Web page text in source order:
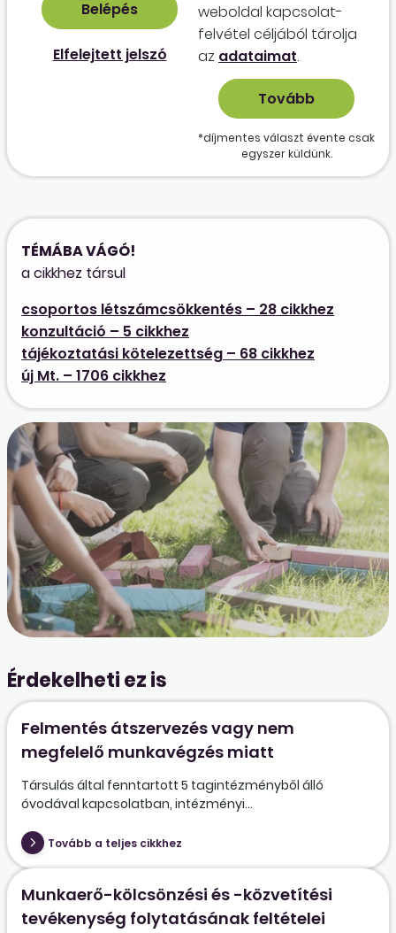
Elfelejtett jelszó
weboldal kapcso­lat­
felvétel céljából tárolja
az adataimat.
*díjmentes választ évente csak
egyszer küldünk.
TÉMÁBA VÁGÓ!
a cikkhez társul
csoportos létszámcsökkentés – 28 cikkhez
konzultáció – 5 cikkhez
tájékoztatási kötelezettség – 68 cikkhez
új Mt. – 1706 cikkhez
Érdekelheti ez is
Felmentés átszervezés vagy nem
megfelelő munkavégzés miatt
Társulás által fenntartott 5 tagintézményből álló
óvodával kapcsolatban, intézményi...
Tovább a teljes cikkhez
Munkaerő-kölcsönzési és -közvetítési
tevékenység folytatásának feltételei